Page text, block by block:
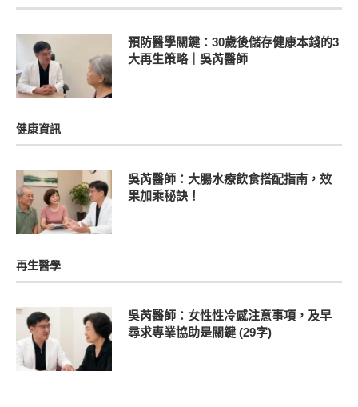
預防醫學關鍵：30歲後儲存健康本錢的3
大再生策略｜吳芮醫師
健康資訊
吳芮醫師：大腸水療飲食搭配指南，效
果加乘秘訣！
再生醫學
吳芮醫師：女性性冷感注意事項，及早
尋求專業協助是關鍵 (29字)